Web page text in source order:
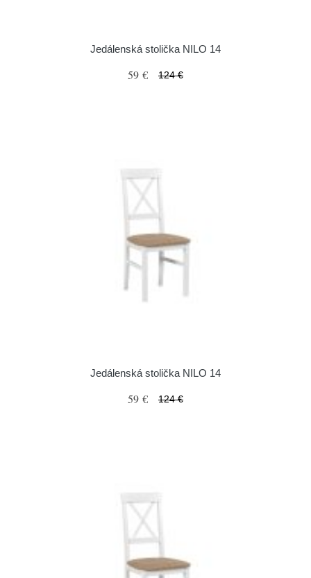
Jedálenská stolička NILO 14
59 € 124 €
Jedálenská stolička NILO 14
59 € 124 €